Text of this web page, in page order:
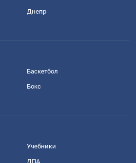
Днепр
Баскетбол
Бокс
Учебники
ДПА